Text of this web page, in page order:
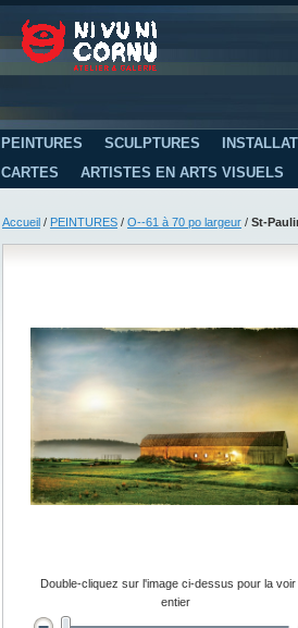
PEINTURES SCULPTURES
CARTES
ARTISTES EN ARTS VISUELS
Accueil / PEINTURES / O--61 à 70 po largeur / St-
Double-cliquez sur l'image ci-dessus pour la voir
entier